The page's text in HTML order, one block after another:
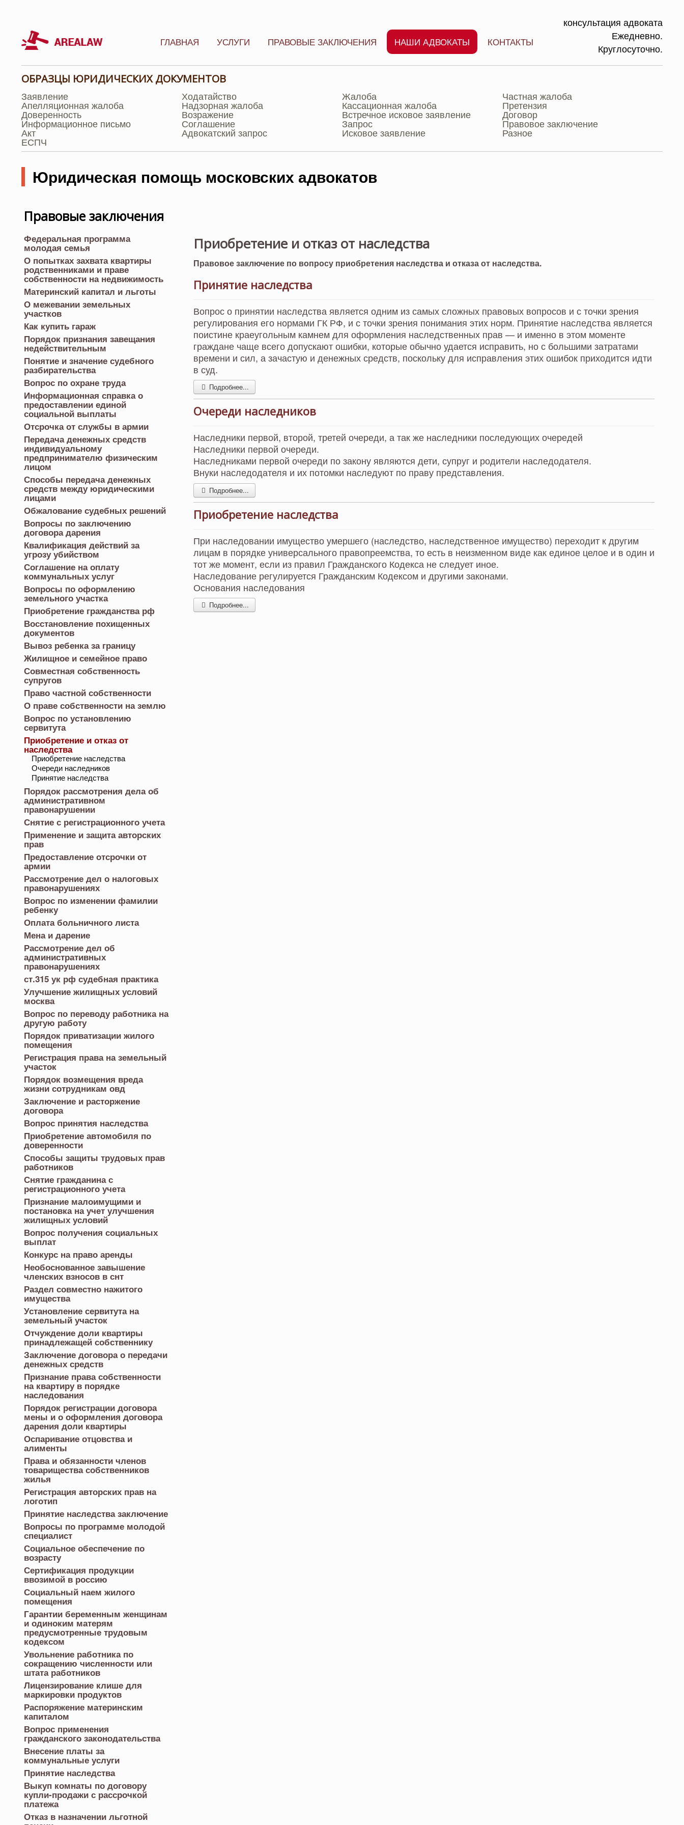
ГЛАВНАЯ УСЛУГИ ПРАВОВЫЕ ЗАКЛЮЧЕНИЯ НАШИ АДВОКАТЫ КОНТАКТЫ
консультация адвоката
Ежедневно.
Круглосуточно.
ОБРАЗЦЫ ЮРИДИЧЕСКИХ ДОКУМЕНТОВ
Заявление Ходатайство Жалоба Частная жалоба
Апелляционная жалоба Надзорная жалоба Кассационная жалоба Претензия
Доверенность Возражение Встречное исковое заявление Договор
Информационное письмо Соглашение Запрос Правовое заключение
Акт Адвокатский запрос Исковое заявление Разное
ЕСПЧ
Юридическая помощь московских адвокатов
Правовые заключения
Федеральная программа
молодая семья
О попытках захвата квартиры
родственниками и праве
собственности на недвижимость
Материнский капитал и льготы
О межевании земельных
участков
Как купить гараж
Порядок признания завещания
недействительным
Понятие и значение судебного
разбирательства
Вопрос по охране труда
Информационная справка о
предоставлении единой
социальной выплаты
Отсрочка от службы в армии
Передача денежных средств
индивидуальному
предпринимателю физическим
лицом
Способы передача денежных
средств между юридическими
лицами
Обжалование судебных решений
Вопросы по заключению
договора дарения
Квалификация действий за
угрозу убийством
Соглашение на оплату
коммунальных услуг
Вопросы по оформлению
земельного участка
Приобретение гражданства рф
Восстановление похищенных
документов
Вывоз ребенка за границу
Жилищное и семейное право
Совместная собственность
супругов
Право частной собственности
О праве собственности на землю
Вопрос по установлению
сервитута
Приобретение и отказ от
наследства
Приобретение наследства
Очереди наследников
Принятие наследства
Порядок рассмотрения дела об
административном
правонарушении
Снятие с регистрационного учета
Применение и защита авторских
прав
Предоставление отсрочки от
армии
Рассмотрение дел о налоговых
правонарушениях
Вопрос по изменении фамилии
ребенку
Оплата больничного листа
Мена и дарение
Рассмотрение дел об
административных
правонарушениях
ст.315 ук рф судебная практика
Улучшение жилищных условий
москва
Вопрос по переводу работника на
другую работу
Порядок приватизации жилого
помещения
Регистрация права на земельный
участок
Порядок возмещения вреда
жизни сотрудникам овд
Заключение и расторжение
договора
Вопрос принятия наследства
Приобретение автомобиля по
доверенности
Способы защиты трудовых прав
работников
Снятие гражданина с
регистрационного учета
Признание малоимущими и
постановка на учет улучшения
жилищных условий
Вопрос получения социальных
выплат
Конкурс на право аренды
Необоснованное завышение
членских взносов в снт
Раздел совместно нажитого
имущества
Установление сервитута на
земельный участок
Отчуждение доли квартиры
принадлежащей собственнику
Заключение договора о передачи
денежных средств
Признание права собственности
на квартиру в порядке
наследования
Порядок регистрации договора
мены и о оформления договора
дарения доли квартиры
Оспаривание отцовства и
алименты
Права и обязанности членов
товарищества собственников
жилья
Регистрация авторских прав на
логотип
Принятие наследства заключение
Вопросы по программе молодой
специалист
Социальное обеспечение по
возрасту
Сертификация продукции
ввозимой в россию
Социальный наем жилого
помещения
Гарантии беременным женщинам
и одиноким матерям
предусмотренные трудовым
кодексом
Увольнение работника по
сокращению численности или
штата работников
Лицензирование клише для
маркировки продуктов
Распоряжение материнским
капиталом
Вопрос применения
гражданского законодательства
Внесение платы за
коммунальные услуги
Принятие наследства
Выкуп комнаты по договору
купли-продажи с рассрочкой
платежа
Отказ в назначении льготной
Приобретение и отказ от наследства
Правовое заключение по вопросу приобретения наследства и отказа от наследства.
Принятие наследства
Вопрос о принятии наследства является одним из самых сложных правовых вопросов и с точки зрения
регулирования его нормами ГК РФ, и с точки зрения понимания этих норм. Принятие наследства является
поистине краеугольным камнем для оформления наследственных прав — и именно в этом моменте
граждане чаще всего допускают ошибки, которые обычно удается исправить, но с большими затратами
времени и сил, а зачастую и денежных средств, поскольку для исправления этих ошибок приходится идти
в суд.
Подробнее...
Очереди наследников
Наследники первой, второй, третей очереди, а так же наследники последующих очередей
Наследники первой очереди.
Наследниками первой очереди по закону являются дети, супруг и родители наследодателя.
Внуки наследодателя и их потомки наследуют по праву представления.
Подробнее...
Приобретение наследства
При наследовании имущество умершего (наследство, наследственное имущество) переходит к другим
лицам в порядке универсального правопреемства, то есть в неизменном виде как единое целое и в один и
тот же момент, если из правил Гражданского Кодекса не следует иное.
Наследование регулируется Гражданским Кодексом и другими законами.
Основания наследования
Подробнее...